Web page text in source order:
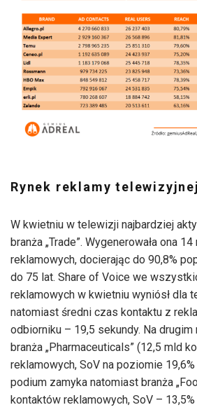
Rynek reklamy telewizyjnej
W kwietniu w telewizji najbardziej
branża „Trade”. Wygenerowała ona
reklamowych, docierając do 90,8%
do 75 lat. Share of Voice we
reklamowych w kwietniu wyniósł dla
natomiast średni czas kontaktu z
odbiorniku – 19,5 sekundy. Na drugim
branża „Pharmaceuticals” (12,5 mld
reklamowych, SoV na poziomie
podium zamyka natomiast branża
kontaktów reklamowych, SoV –